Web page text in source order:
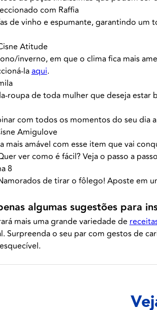
com Raffia
de vinho e espumante, garantindo
Atitude
inverno, em que o clima fica mais
laaqui.
roupa de toda mulher que deseja
com todos os momentos do seu dia
Amigulove
mais amável com esse item que vai
ver como é fácil? Veja o passo a
8
de tirar o fôlego! Aposte em
algumas sugestões para
mais uma grande variedade de
Surpreenda o seu par com gestos de